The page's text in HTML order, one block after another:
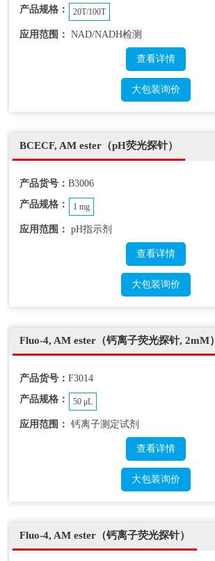
产品规格：
20T/100T
应用范围： NAD/NADH检测
查看详情
大包装询价
BCECF, AM ester（pH荧光探针）
产品货号： B3006
产品规格：
1 mg
应用范围： pH指示剂
查看详情
大包装询价
Fluo-4, AM ester（钙离子荧光探针, 2mM）
产品货号： F3014
产品规格：
50 μL
应用范围： 钙离子测定试剂
查看详情
大包装询价
Fluo-4, AM ester（钙离子荧光探针）